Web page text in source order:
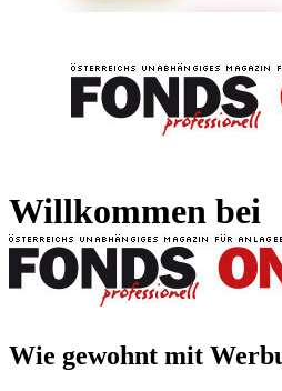
Willkommen bei
Wie gewohnt mit